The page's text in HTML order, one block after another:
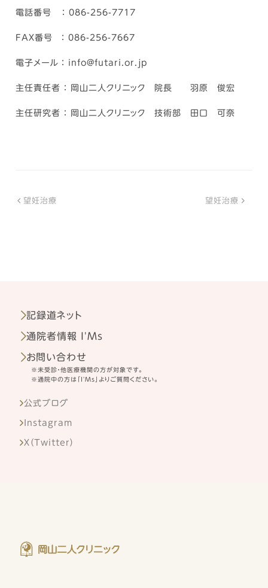
電話番号 ： 086-256-7717
FAX番号 ： 086-256-7667
電子メール ： info@futari.or.jp
主任責任者 ： 岡山二人クリニック 院長 羽原 俊宏
主任研究者 ： 岡山二人クリニック 技術部 田口 可奈
望妊治療 望妊治療
記録道ネット
通院者情報 I'Ms
お問い合わせ
※未受診・他医療機関の方が対象です。
※通院中の方は「I'Ms」よりご質問ください。
公式ブログ
Instagram
X（Twitter）